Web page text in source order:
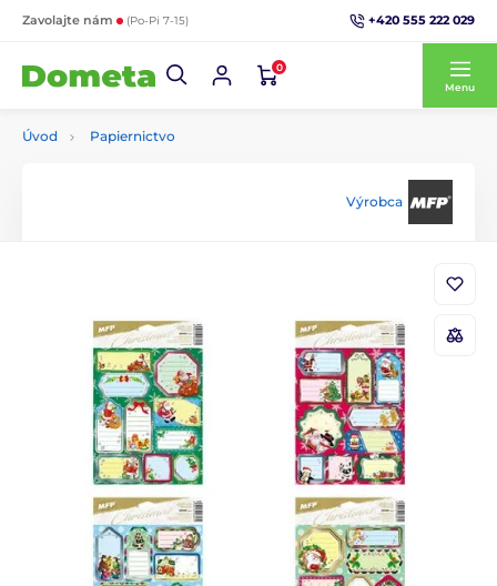
Zavolajte nám (Po-Pi 7-15) +420 555 222 029
0
Menu
Úvod Papiernictvo
Výrobca